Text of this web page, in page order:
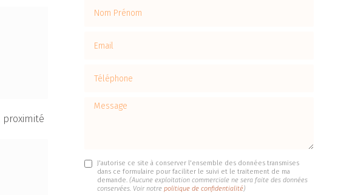
proximité
Message
J'autorise ce site à conserver l'ensemble des données transmises
dans ce formulaire pour faciliter le suivi et le traitement de ma
demande. (Aucune exploitation commerciale ne sera faite des données
conservées. Voir notre politique de confidentialité)